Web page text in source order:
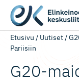
Etusivu / Uutiset/
Pariisiin
G20-